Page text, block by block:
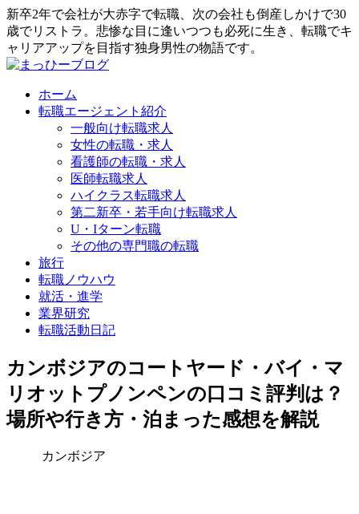
新卒2年で会社が大赤字で転職、次の会社も倒産しかけで30
歳でリストラ。悲惨な目に逢いつつも必死に生き、転職でキ
ャリアアップを目指す独身男性の物語です。
ホーム
転職エージェント紹介
一般向け転職求人
女性の転職・求人
看護師の転職・求人
医師転職求人
ハイクラス転職求人
第二新卒・若手向け転職求人
U・Iターン転職
その他の専門職の転職
旅行
転職ノウハウ
就活・進学
業界研究
転職活動日記
カンボジアのコートヤード・バイ・マ
リオットプノンペンの口コミ評判は？
場所や行き方・泊まった感想を解説
カンボジア